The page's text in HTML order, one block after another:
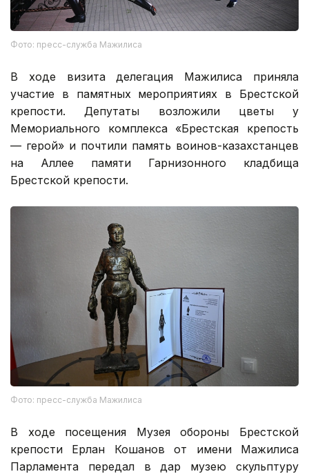
Фото: пресс-служба Мажилиса
В ходе визита делегация Мажилиса приняла
участие в памятных мероприятиях в Брестской
крепости. Депутаты возложили цветы у
Мемориального комплекса «Брестская крепость
— герой» и почтили память воинов-казахстанцев
на Аллее памяти Гарнизонного кладбища
Брестской крепости.
Фото: пресс-служба Мажилиса
В ходе посещения Музея обороны Брестской
крепости Ерлан Кошанов от имени Мажилиса
Парламента передал в дар музею скульптуру